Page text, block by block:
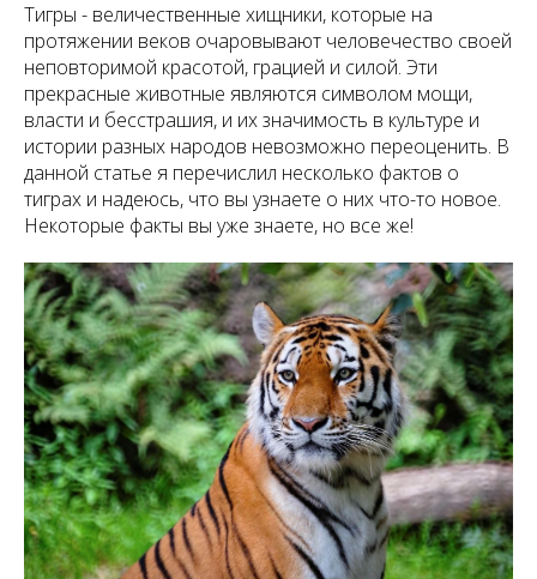
Тигры - величественные хищники, которые на
протяжении веков очаровывают человечество своей
неповторимой красотой, грацией и силой. Эти
прекрасные животные являются символом мощи,
власти и бесстрашия, и их значимость в культуре и
истории разных народов невозможно переоценить. В
данной статье я перечислил несколько фактов о
тиграх и надеюсь, что вы узнаете о них что-то новое.
Некоторые факты вы уже знаете, но все же!